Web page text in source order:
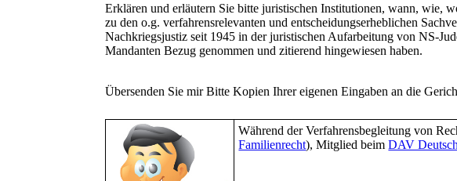
Erklären und erläutern Sie bitte juristischen Institutionen, wann, wie,
zu den o.g. verfahrensrelevanten und entscheidungserheblichen
Nachkriegsjustiz seit 1945 in der juristischen Aufarbeitung von NS-
Mandanten Bezug genommen und zitierend hingewiesen haben.
Übersenden Sie mir Bitte Kopien Ihrer eigenen Eingaben an die
Während der Verfahrensbegleitung von
Familienrecht), Mitglied beimDAV